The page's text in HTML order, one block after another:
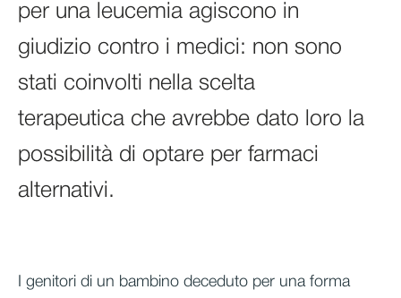
per una leucemia agiscono in
giudizio contro i medici: non sono
stati coinvolti nella scelta
terapeutica che avrebbe dato loro la
possibilità di optare per farmaci
alternativi.
I genitori di un bambino deceduto per una forma